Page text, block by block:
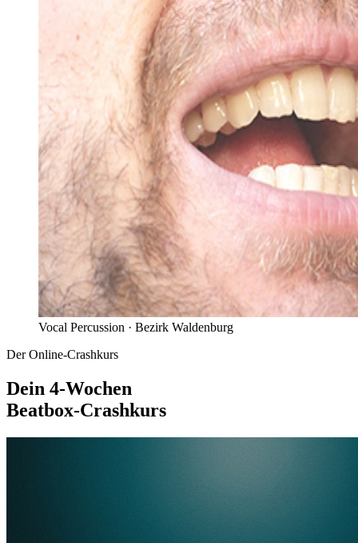
Vocal Percussion · Bezirk Waldenburg
Der Online-Crashkurs
Dein 4-Wochen
Beatbox-Crashkurs